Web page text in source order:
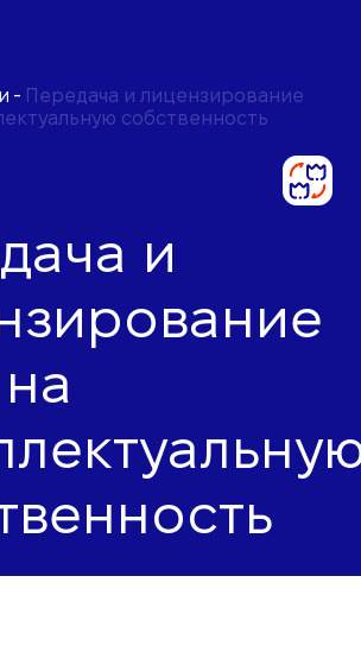
- Передача и лицензирование
собственность
и